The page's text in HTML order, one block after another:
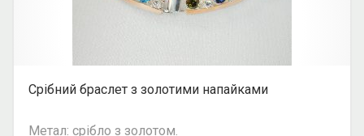
Срібний браслет з золотими напайками
Метал: срібло з золотом.